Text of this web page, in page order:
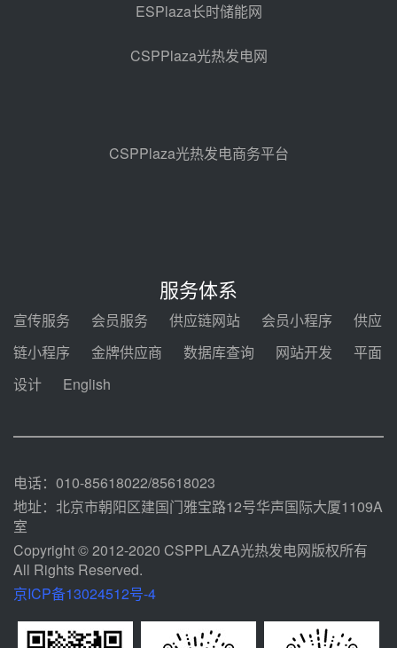
华电科工金源华电淄博熔盐储热项
目熔盐储罐采购
08-06 11:47
08-06 10:49
热发电工程EPC总承包项目熔盐截
止阀、熔盐三偏心蝶阀采购
昊森机电中标新疆华电天山北麓基
地100MW光热发电工程EPC总承
能示范项目电加热器厂房顺利封顶
ESPlaza长时储能网
CSPPlaza光热发电网
CSPPlaza光热发电商务平台
服务体系
宣传服务 会员服务 供应链网站 会员小程序
供应
链小程序
金牌供应商 数据库查询 网站开发
平面
设计
English
电话：010-85618022/85618023
地址：北京市朝阳区建国门雅宝路12号华声国际大厦1109A
室
Copyright © 2012-2020 CSPPLAZA光热发电网版权所有
All Rights Reserved.
京ICP备13024512号-4